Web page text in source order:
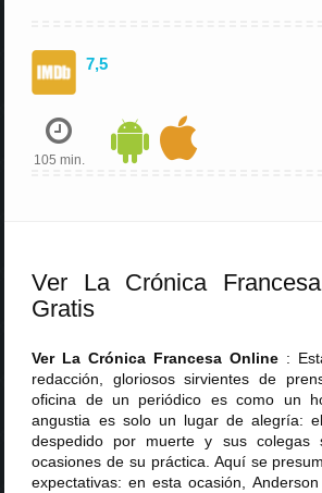
7,5
105 min.
Ver La Crónica
Gratis
Ver La Crónica Francesa Online :
redacción, gloriosos sirvientes de
oficina de un periódico es como un
angustia es solo un lugar de alegría:
despedido por muerte y sus colegas
ocasiones de su práctica. Aquí se
expectativas: en esta ocasión,